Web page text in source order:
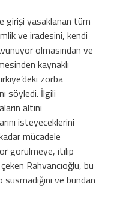
girişi yasaklanan tüm
ve iradesini, kendi
olmasından ve
kaynaklı
zorba
söyledi. İlgili
altını
isteyeceklerini
mücadele
görülmeye, itilip
Rahvancıoğlu, bu
ve bundan